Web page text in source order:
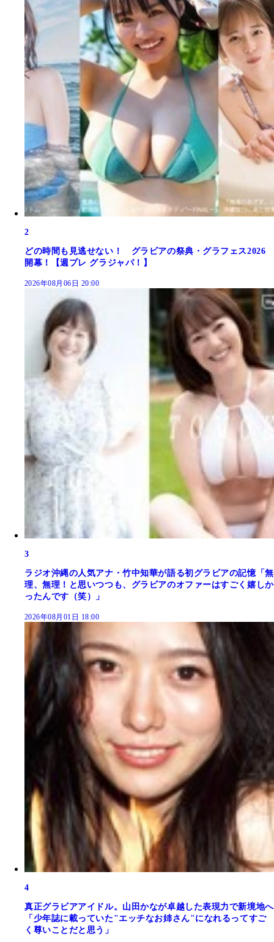
2
どの時間も見逃せない！ グラビアの祭典・グラフェス2026
開幕！【週プレ グラジャパ！】
2026年08月06日 20:00
3
ラジオ沖縄の人気アナ・竹中知華が語る初グラビアの記憶「無
理、無理！と思いつつも、グラビアのオファーはすごく嬉しか
ったんです（笑）」
2026年08月01日 18:00
4
真正グラビアアイドル。山田かなが卓越した表現力で新境地へ
「少年誌に載っていた"エッチなお姉さん"になれるってすご
く尊いことだと思う」